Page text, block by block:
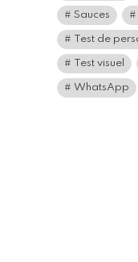
Sauces
Test de
Test visuel
WhatsApp